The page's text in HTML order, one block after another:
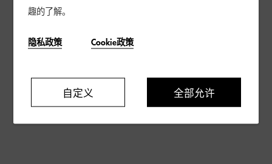
趣的了解。
隐私政策 Cookie政策
自定义 全部允许